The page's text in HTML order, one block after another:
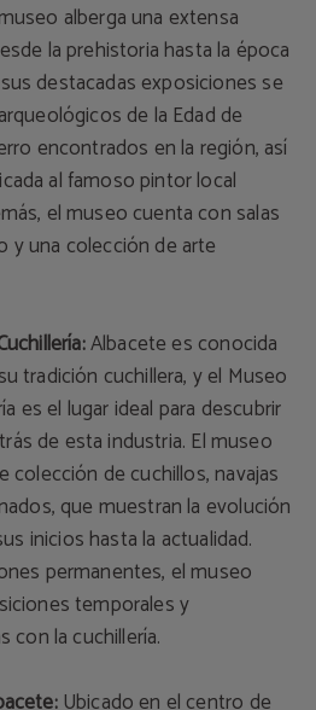
alberga una extensa
la prehistoria hasta la época
destacadas exposiciones se
de la Edad de
encontrados en la región, así
al famoso pintor local
el museo cuenta con salas
y una colección de arte
Albacete es conocida
tradición cuchillera, y el Museo
es el lugar ideal para descubrir
de esta industria. El museo
colección de cuchillos, navajas
que muestran la evolución
inicios hasta la actualidad.
permanentes, el museo
temporales y
con la cuchillería.